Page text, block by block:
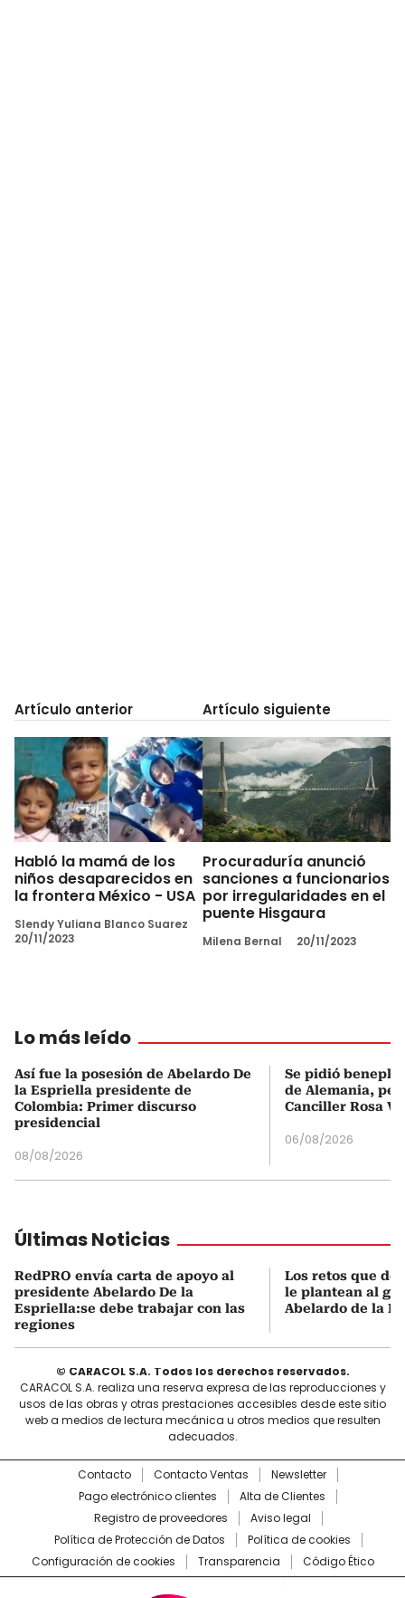
Artículo anterior
Habló la mamá de los
niños desaparecidos en
la frontera México - USA
Slendy Yuliana Blanco Suarez
20/11/2023
Artículo siguiente
Procuraduría anunció
sanciones a funcionarios
por irregularidades en el
puente Hisgaura
Milena Bernal 20/11/2023
Lo más leído
Así fue la posesión de Abelardo De
la Espriella presidente de
Colombia: Primer discurso
presidencial
08/08/2026
Se pidió
de Alemania,
Canciller Rosa
06/08/2026
Últimas Noticias
RedPRO envía carta de apoyo al
presidente Abelardo De la
Espriella:se debe trabajar con las
regiones
Los retos que
le plantean al
Abelardo de la
© CARACOL S.A. Todos los derechos reservados.
CARACOL S.A. realiza una reserva expresa de las reproducciones y
usos de las obras y otras prestaciones accesibles desde este sitio
web a medios de lectura mecánica u otros medios que resulten
adecuados.
Contacto Contacto Ventas
Newsletter
Pago electrónico clientes
Alta de Clientes
Registro de proveedores
Aviso legal
Política de Protección de Datos
Política de cookies
Configuración de cookies
Transparencia Código Ético